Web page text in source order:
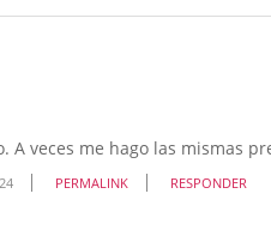
A veces me hago las mismas
PERMALINK RESPONDER